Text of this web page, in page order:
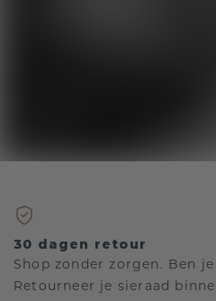
30 dagen retour
Shop zonder zorgen. Ben
Retourneer je sieraad